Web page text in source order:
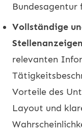
Bundesagentur
Vollständige
relevanten
Vorteile des
Layout und